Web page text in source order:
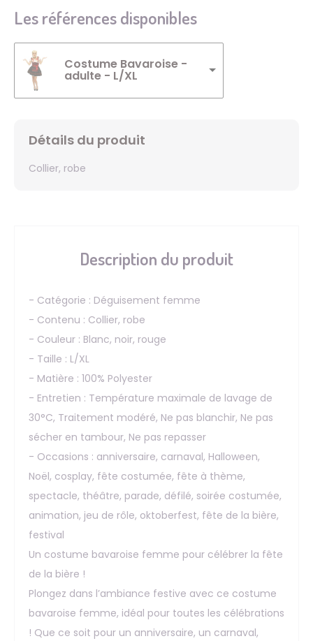
Les références disponibles
Costume Bavaroise -
adulte - L/XL
Détails du produit
Collier, robe
Description du produit
- Catégorie : Déguisement femme
- Contenu : Collier, robe
- Couleur : Blanc, noir, rouge
- Taille : L/XL
- Matière : 100% Polyester
- Entretien : Température maximale de lavage de
30°C, Traitement modéré, Ne pas blanchir, Ne pas
sécher en tambour, Ne pas repasser
- Occasions : anniversaire, carnaval, Halloween,
Noël, cosplay, fête costumée, fête à thème,
spectacle, théâtre, parade, défilé, soirée costumée,
animation, jeu de rôle, oktoberfest, fête de la bière,
festival
Un costume bavaroise femme pour célébrer la fête
de la bière !
Plongez dans l’ambiance festive avec ce costume
bavaroise femme, idéal pour toutes les célébrations
! Que ce soit pour un anniversaire, un carnaval,